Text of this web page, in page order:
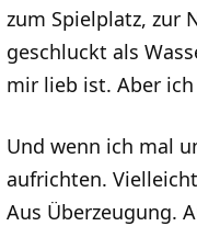
zum Spielplatz, zur
geschluckt als
mir lieb ist. Aber
Und wenn ich mal
aufrichten.
Aus Überzeugung.